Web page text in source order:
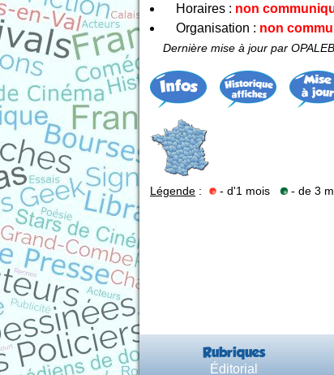
Horaires : non
Organisation : non
Dernière mise à jour par
Légende : - d'1 mois - de 3
Rubriques
Éditorial